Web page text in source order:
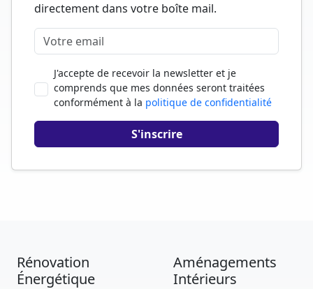
directement dans votre boîte mail.
J'accepte de recevoir la newsletter et je
comprends que mes données seront traitées
conformément à la politique de confidentialité
Rénovation
Énergétique
Aménagements
Intérieurs